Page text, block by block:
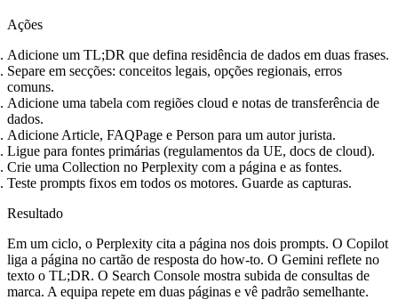
Ações
Adicione um TL;DR que defina residência de dados em duas frases.
Separe em secções: conceitos legais, opções regionais, erros
comuns.
Adicione uma tabela com regiões cloud e notas de transferência de
dados.
Adicione Article, FAQPage e Person para um autor jurista.
Ligue para fontes primárias (regulamentos da UE, docs de cloud).
Crie uma Collection no Perplexity com a página e as fontes.
Teste prompts fixos em todos os motores. Guarde as capturas.
Resultado
Em um ciclo, o Perplexity cita a página nos dois prompts. O Copilot
liga a página no cartão de resposta do how‑to. O Gemini reflete no
texto o TL;DR. O Search Console mostra subida de consultas de
marca. A equipa repete em duas páginas e vê padrão semelhante.